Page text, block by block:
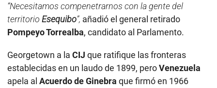
“Necesitamos compenetrarnos con la gente del
territorio Esequibo”, añadió el general retirado
Pompeyo Torrealba, candidato al Parlamento.
Georgetown a la CIJ que ratifique las fronteras
establecidas en un laudo de 1899, peroVenezuela
apela al Acuerdo de Ginebra que firmó en 1966